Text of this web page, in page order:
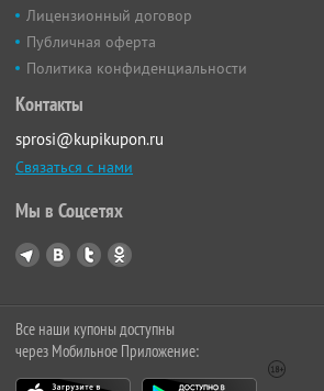
Лицензионный договор
Публичная оферта
Политика конфиденциальности
Контакты
sprosi@kupikupon.ru
Связаться с нами
Мы в Соцсетях
Все наши купоны доступны
через Мобильное Приложение: